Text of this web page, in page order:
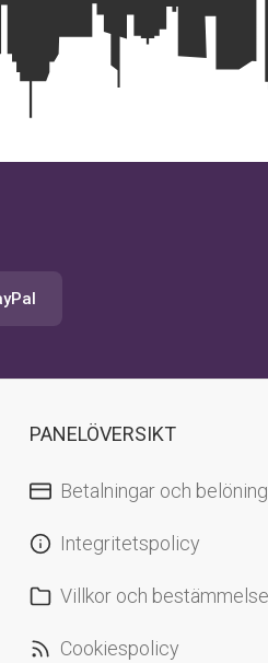
PANELÖVERSIKT
Betalningar och
Integritetspolicy
Villkor och
Cookiespolicy